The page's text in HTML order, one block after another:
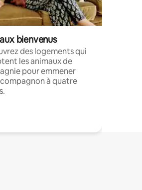
bienvenus
des logements qui
les animaux de
pour emmener
à quatre